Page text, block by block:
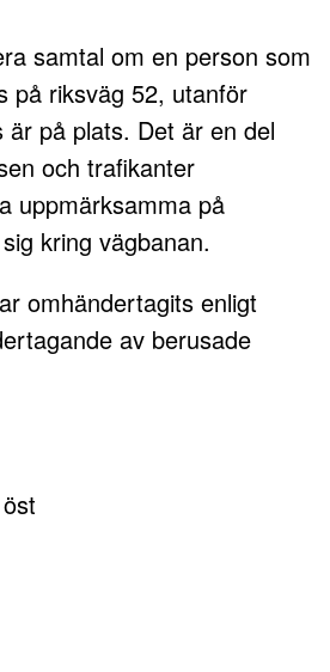
samtal om en person som
på riksväg 52, utanför
är på plats. Det är en del
och trafikanter
uppmärksamma på
kring vägbanan.
omhändertagits enligt
av berusade